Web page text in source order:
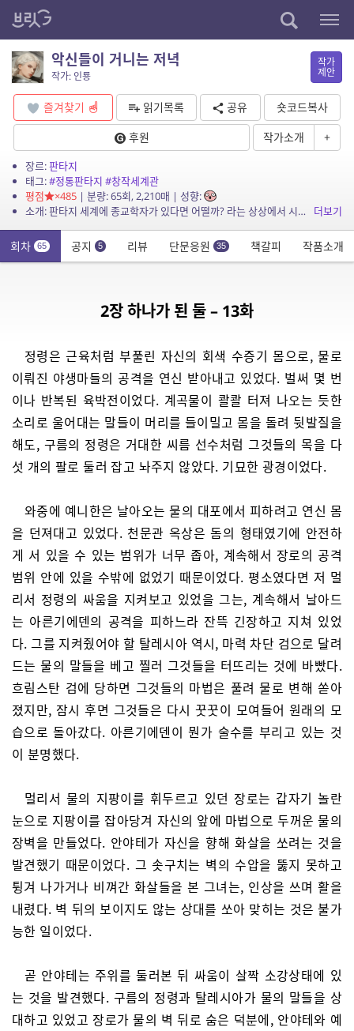
악신들이 거니는 저녁
작가: 인룡
작가
제안
즐겨찾기 읽기목록 공유
숏코드복사
후원
작가소개 +
장르:판타지
태그:#정통판타지 #창작세계관
평점
×485| 분량: 65회, 2,210매 | 성향:
소개: 판타지 세계에 종교학자가 있다면 어떨까? 라는 상상에서 시작한, 본격 설명충 주인공과 그의 설명을 듣기 버거워하는 동료들의 모험 이야기.
더보기
회차 65 공지 5 리뷰 단문응원 35 책갈피 작품소개
2장 하나가 된 둘 – 13화
정령은 근육처럼 부풀린 자신의 회색 수증기 몸으로, 물로
이뤄진 야생마들의 공격을 연신 받아내고 있었다. 벌써 몇 번
이나 반복된 육박전이었다. 계곡물이 콸콸 터져 나오는 듯한
소리로 울어대는 말들이 머리를 들이밀고 몸을 돌려 뒷발질을
해도, 구름의 정령은 거대한 씨름 선수처럼 그것들의 목을 다
섯 개의 팔로 둘러 잡고 놔주지 않았다. 기묘한 광경이었다.
와중에 예니한은 날아오는 물의 대포에서 피하려고 연신 몸
을 던져대고 있었다. 천문관 옥상은 돔의 형태였기에 안전하
게 서 있을 수 있는 범위가 너무 좁아, 계속해서 장로의 공격
범위 안에 있을 수밖에 없었기 때문이었다. 평소였다면 저 멀
리서 정령의 싸움을 지켜보고 있었을 그는, 계속해서 날아드
는 아른기에덴의 공격을 피하느라 잔뜩 긴장하고 지쳐 있었
다. 그를 지켜줬어야 할 탈레시아 역시, 마력 차단 검으로 달려
드는 물의 말들을 베고 찔러 그것들을 터뜨리는 것에 바빴다.
흐림스탄 검에 당하면 그것들의 마법은 풀려 물로 변해 쏟아
졌지만, 잠시 후면 그것들은 다시 꿋꿋이 모여들어 원래의 모
습으로 돌아갔다. 아른기에덴이 뭔가 술수를 부리고 있는 것
이 분명했다.
멀리서 물의 지팡이를 휘두르고 있던 장로는 갑자기 놀란
눈으로 지팡이를 잡아당겨 자신의 앞에 마법으로 두꺼운 물의
장벽을 만들었다. 안야테가 자신을 향해 화살을 쏘려는 것을
발견했기 때문이었다. 그 솟구치는 벽의 수압을 뚫지 못하고
튕겨 나가거나 비껴간 화살들을 본 그녀는, 인상을 쓰며 활을
내렸다. 벽 뒤의 보이지도 않는 상대를 쏘아 맞히는 것은 불가
능한 일이었다.
곧 안야테는 주위를 둘러본 뒤 싸움이 살짝 소강상태에 있
는 것을 발견했다. 구름의 정령과 탈레시아가 물의 말들을 상
대하고 있었고 장로가 물의 벽 뒤로 숨은 덕분에, 안야테와 예